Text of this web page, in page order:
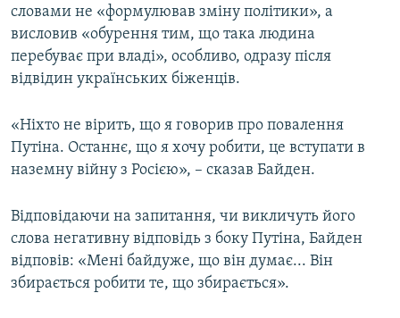
словами не «формулював зміну політики», а
висловив «обурення тим, що така людина
перебуває при владі», особливо, одразу після
відвідин українських біженців.
«Ніхто не вірить, що я говорив про повалення
Путіна. Останнє, що я хочу робити, це вступати в
наземну війну з Росією», – сказав Байден.
Відповідаючи на запитання, чи викличуть його
слова негативну відповідь з боку Путіна, Байден
відповів: «Мені байдуже, що він думає... Він
збирається робити те, що збирається».